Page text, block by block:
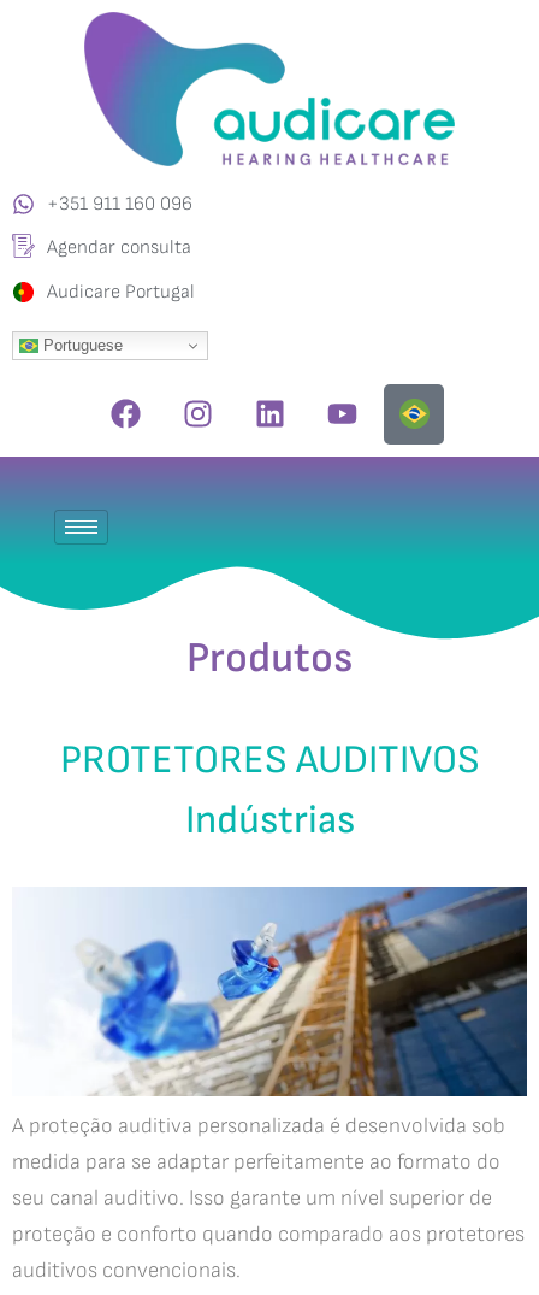
+351 911 160 096
Agendar consulta
Audicare Portugal
Portuguese
Produtos
PROTETORES AUDITIVOS
Indústrias
A proteção auditiva personalizada é desenvolvida sob
medida para se adaptar perfeitamente ao formato do
seu canal auditivo. Isso garante um nível superior de
proteção e conforto quando comparado aos protetores
auditivos convencionais.